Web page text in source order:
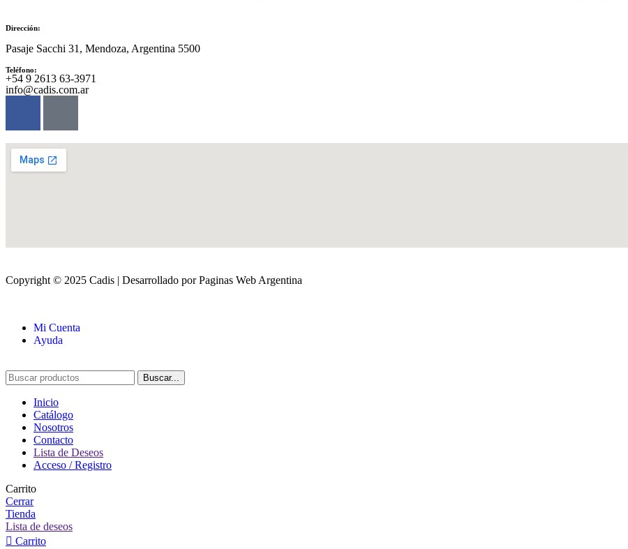
Dirección:
Pasaje Sacchi 31, Mendoza, Argentina 5500
Teléfono:
‪+54 9 2613 63‑3971‬
info@cadis.com.ar
Copyright © 2025 Cadis | Desarrollado por Paginas Web Argentina
Mi Cuenta
Ayuda
Buscar...
Inicio
Catálogo
Nosotros
Contacto
Lista de Deseos
Acceso / Registro
Carrito
Cerrar
Tienda
Lista de deseos
Carrito